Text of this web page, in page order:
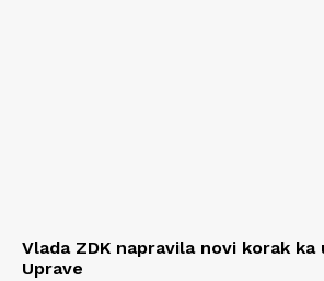
Vlada ZDK napravila novi korak
Uprave